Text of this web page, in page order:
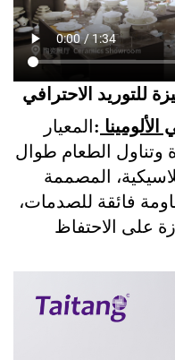
: المعيار
وتناول الطعام طوال
المصممة
فائقة للصدمات،
على الاحتفاظ